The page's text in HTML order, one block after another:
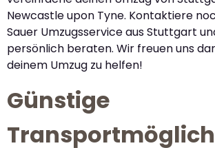
Newcastle upon Tyne. Kontaktiere
Sauer Umzugsservice aus Stuttgart
persönlich beraten. Wir freuen uns
deinem Umzug zu helfen!
Günstige